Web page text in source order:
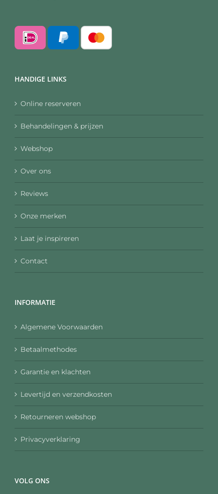
HANDIGE LINKS
Online reserveren
Behandelingen & prijzen
Webshop
Over ons
Reviews
Onze merken
Laat je inspireren
Contact
INFORMATIE
Algemene Voorwaarden
Betaalmethodes
Garantie en klachten
Levertijd en verzendkosten
Retourneren webshop
Privacyverklaring
VOLG ONS